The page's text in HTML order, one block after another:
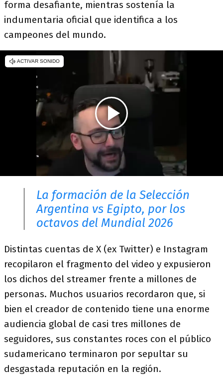
forma desafiante, mientras sostenía la
indumentaria oficial que identifica a los
campeones del mundo.
La formación de la Selección
Argentina vs Egipto, por los
octavos del Mundial 2026
Distintas cuentas de X (ex Twitter) e Instagram
recopilaron el fragmento del video y expusieron
los dichos del streamer frente a millones de
personas. Muchos usuarios recordaron que, si
bien el creador de contenido tiene una enorme
audiencia global de casi tres millones de
seguidores, sus constantes roces con el público
sudamericano terminaron por sepultar su
desgastada reputación en la región.